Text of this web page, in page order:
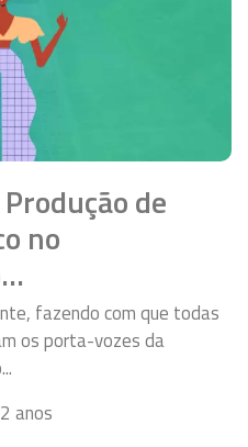
de
no
fazendo com que todas
os porta-vozes da
anos